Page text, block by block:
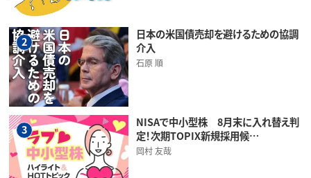
2
日本の米国債売却を避けるための協調
介入
石原 順
3
NISAで中小型株 8月末に入れ替え判
定！次期TOPIX新規採用候…
岡村 友哉